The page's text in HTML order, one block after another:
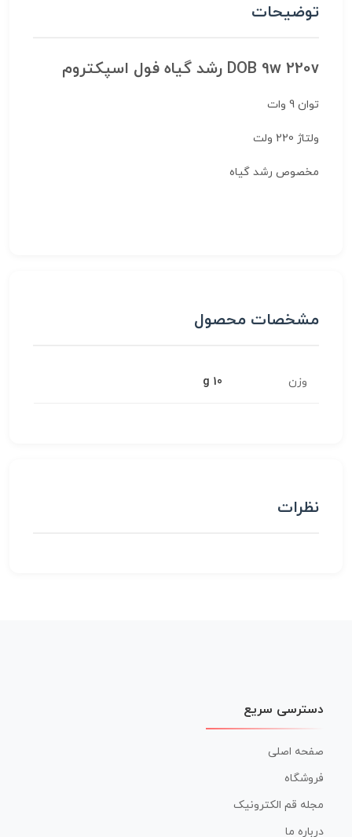
توضیحات
DOB 9w 220v رشد گیاه فول اسپکتروم
توان 9 وات
ولتاژ 220 ولت
مخصوص رشد گیاه
مشخصات محصول
وزن 10 g
نظرات
دسترسی سریع
صفحه اصلی
فروشگاه
مجله قم الکترونیک
درباره ما